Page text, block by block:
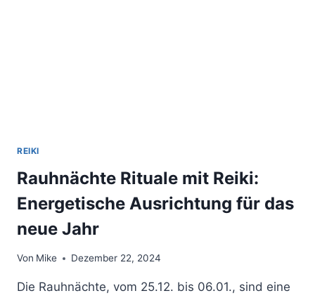
REIKI
Rauhnächte Rituale mit Reiki:
Energetische Ausrichtung für das
neue Jahr
Von Mike Dezember 22, 2024
Die Rauhnächte, vom 25.12. bis 06.01., sind eine